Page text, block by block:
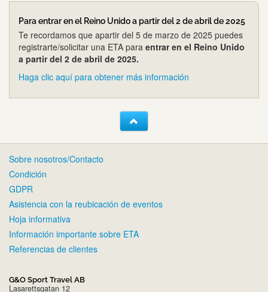
Para entrar en el Reino Unido a partir del 2 de abril de 2025
Te recordamos que apartir del 5 de marzo de 2025 puedes
registrarte/solicitar una ETA para entrar en el Reino Unido
a partir del 2 de abril de 2025.
Haga clic aquí para obtener más información
Sobre nosotros/Contacto
Condición
GDPR
Asistencia con la reubicación de eventos
Hoja informativa
Información importante sobre ETA
Referencias de clientes
G&O Sport Travel AB
Lasarettsgatan 12